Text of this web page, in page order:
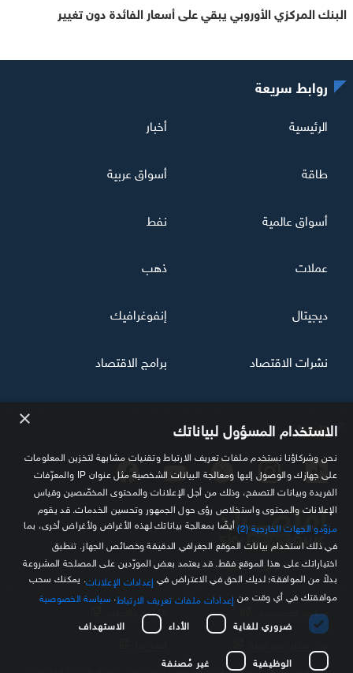
البنك المركزي الأوروبي يبقي على أسعار الفائدة دون تغيير
تابعنا
مصدرك الموثوق للمعلومة الاقتصادية
روابط سريعة
الرئيسية أخبار
طاقة أسواق عربية
أسواق عالمية نفط
عملات ذهب
ديجيتال إنفوغرافيك
نشرات الاقتصاد برامج الاقتصاد
سياسة الخصوصية الشروط والأحكام
كافة العلامات التجارية الخاصة بـ SKY وكل ما تتضمنه من حقوق الملكية الفكرية هي
× الاستخدام المسؤول لبياناتك
نحن وشركاؤنا نستخدم ملفات تعريف الارتباط وتقنيات مشابهة لتخزين المعلومات
على جهازك والوصول إليها ومعالجة البيانات الشخصية مثل عنوان IP والمعرّفات
الفريدة وبيانات التصفح، وذلك من أجل الإعلانات والمحتوى المخصّصين وقياس
الإعلانات والمحتوى واستخلاص رؤى حول الجمهور وتحسين الخدمات. قد يقوم
مزوّدو الجهات الخارجية (2)
أيضًا بمعالجة بياناتك لهذه الأغراض ولأغراض أخرى، بما
في ذلك استخدام بيانات الموقع الجغرافي الدقيقة وخصائص الجهاز. تنطبق
اختياراتك على هذا الموقع فقط. قد يعتمد بعض المورّدين على المصلحة المشروعة
بدلاً من الموافقة؛ لديك الحق في الاعتراض في إعدادات الإعلانات . يمكنك سحب
موافقتك في أي وقت من إعدادات ملفات تعريف الارتباط سياسة الخصوصية
ضروري للغاية
الأداء الاستهداف
الوظيفية غير مُصنفة